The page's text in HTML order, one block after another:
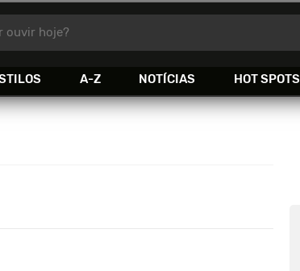
A-Z NOTÍCIAS HOT SPOTS
ouvir hoje?